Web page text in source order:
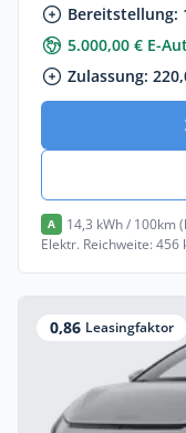
Bereitstellung:
5.000,00 € E-
Zulassung:
A 14,3 kWh / 100km
Elektr. Reichweite: 456
0,86 Leasingfaktor